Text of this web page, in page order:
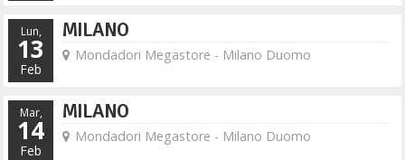
Lun,
13
Feb
MILANO
Mondadori Megastore - Milano Duomo
Mar,
14
Feb
MILANO
Mondadori Megastore - Milano Duomo